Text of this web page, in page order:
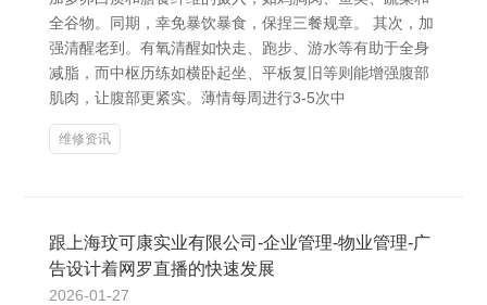
全谷物。同期，幸免暴饮暴食，保捏三餐规章。 其次，加
强清醒老到。有氧清醒如快走、跑步、游水等有助于全身
减脂，而中枢历练如横卧起坐、平板复旧等则能增强腹部
肌肉，让腹部更紧实。薄情每周进行3-5次中
维修资讯
跟上海玟可康实业有限公司-企业管理-物业管理-广
告设计着网罗直播的快速发展
2026-01-27